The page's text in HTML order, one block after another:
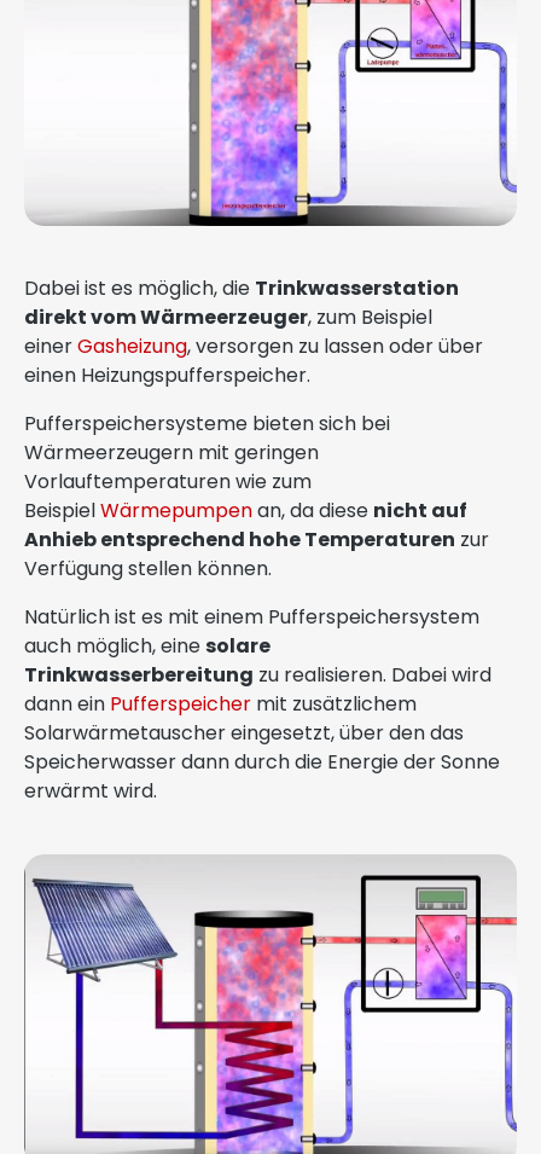
Dabei ist es möglich, die Trinkwasserstation
direkt vom Wärmeerzeuger, zum Beispiel
einerGasheizung, versorgen zu lassen oder über
einen Heizungspufferspeicher.
Pufferspeichersysteme bieten sich bei
Wärmeerzeugern mit geringen
Vorlauftemperaturen wie zum
BeispielWärmepumpenan, da diese nicht auf
Anhieb entsprechend hohe Temperaturen zur
Verfügung stellen können.
Natürlich ist es mit einem Pufferspeichersystem
auch möglich, eine solare
Trinkwasserbereitung zu realisieren. Dabei wird
dann ein Pufferspeicher mit zusätzlichem
Solarwärmetauscher eingesetzt, über den das
Speicherwasser dann durch die Energie der Sonne
erwärmt wird.